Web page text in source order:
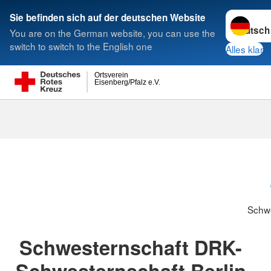
Sie befinden sich auf der deutschen Website
You are on the German website, you can use the
switch to switch to the English one
Sprache
Alles klar
Eisenberg/Pfalz e.V.
Ortsverein
Suche
Schwesternschaft DRK-